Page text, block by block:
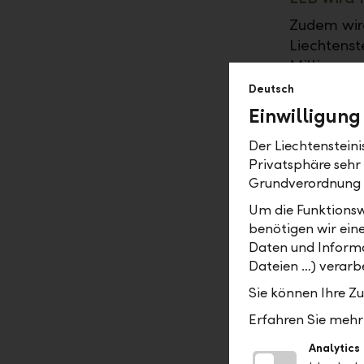
Zudem
Millionen
den
In
grossem
Olympic
auch bei
deshalb
Auch
der LLB
"Damit es
eine
Deutsch
Der
Privatsphäre
Grundverordnung
Um die
benötigen wir
Daten und
Dateien …)
Sie können Ihre
Erfahren Sie
Analytics